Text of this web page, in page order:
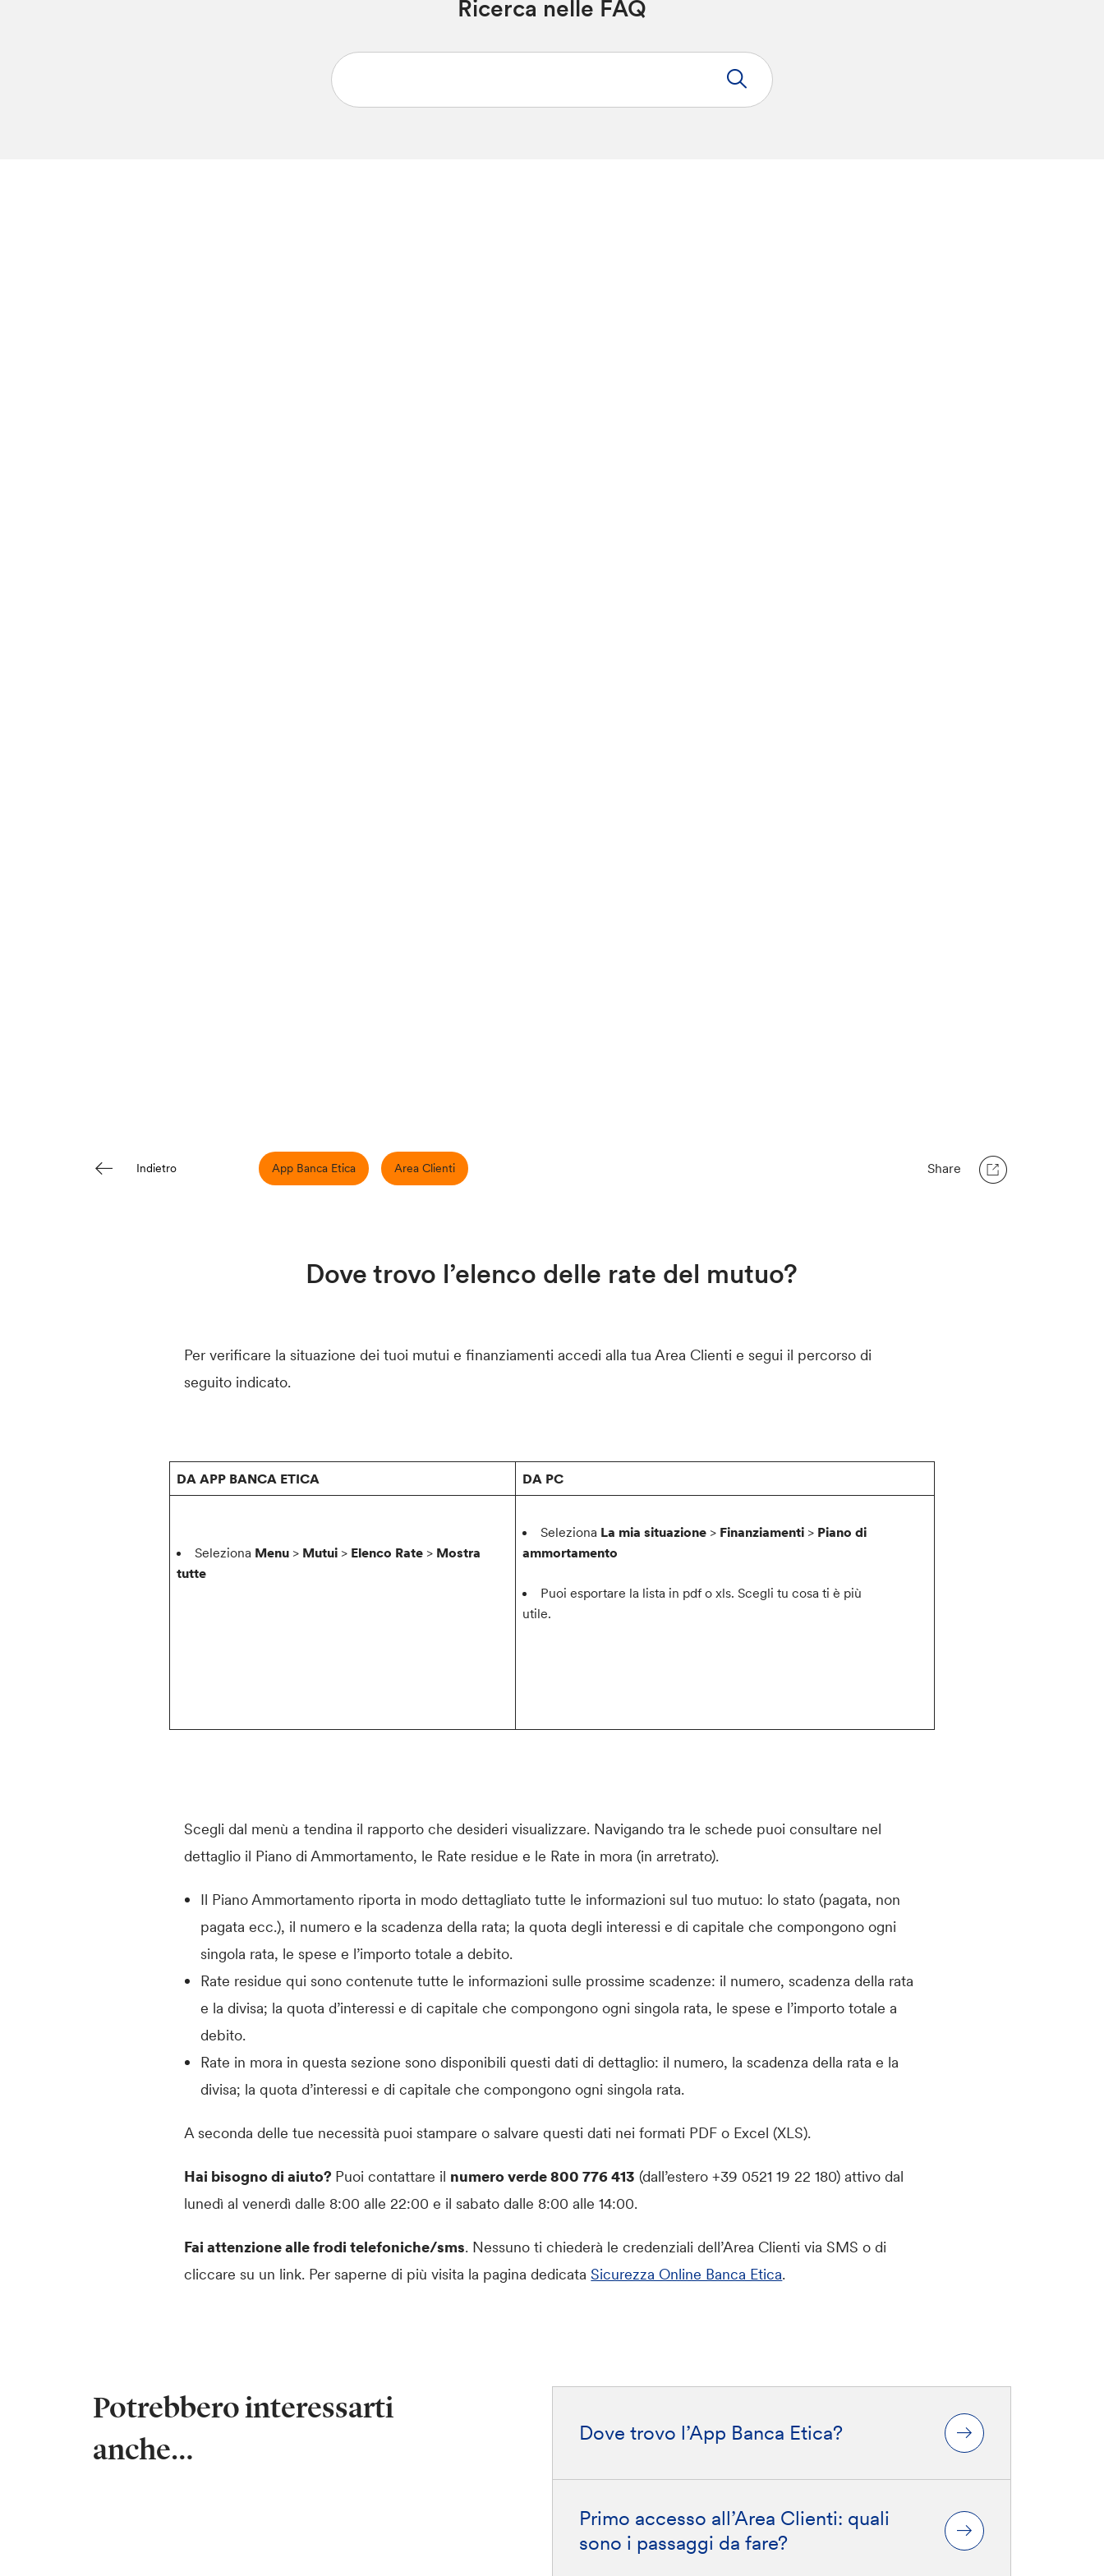
Ricerca nelle FAQ
Indietro App Banca Etica Area Clienti Share
Dove trovo l’elenco delle rate del mutuo?
Per verificare la situazione dei tuoi mutui e finanziamenti accedi alla tua Area Clienti e segui il percorso di
seguito indicato.
DA APP BANCA ETICA DA PC
Seleziona Menu > Mutui > Elenco Rate >Mostra
tutte
Seleziona La mia situazione > Finanziamenti> Piano di
ammortamento
Puoi esportare la lista in pdf o xls. Scegli tu cosa ti è più
utile.
Scegli dal menù a tendina il rapporto che desideri visualizzare. Navigando tra le schede puoi consultare nel
dettaglio il Piano di Ammortamento, le Rate residue e le Rate in mora (in arretrato).
Il Piano Ammortamento riporta in modo dettagliato tutte le informazioni sul tuo mutuo: lo stato (pagata, non
pagata ecc.), il numero e la scadenza della rata; la quota degli interessi e di capitale che compongono ogni
singola rata, le spese e l’importo totale a debito.
Rate residue qui sono contenute tutte le informazioni sulle prossime scadenze: il numero, scadenza della rata
e la divisa; la quota d’interessi e di capitale che compongono ogni singola rata, le spese e l’importo totale a
debito.
Rate in mora in questa sezione sono disponibili questi dati di dettaglio: il numero, la scadenza della rata e la
divisa; la quota d’interessi e di capitale che compongono ogni singola rata.
A seconda delle tue necessità puoi stampare o salvare questi dati nei formati PDF o Excel (XLS).
Hai bisogno di aiuto? Puoi contattare il numero verde 800 776 413 (dall’estero +39 0521 19 22 180) attivo dal
lunedì al venerdì dalle 8:00 alle 22:00 e il sabato dalle 8:00 alle 14:00.
Fai attenzione alle frodi telefoniche/sms. Nessuno ti chiederà le credenziali dell’Area Clienti via SMS o di
cliccare su un link. Per saperne di più visita la pagina dedicataSicurezza Online Banca Etica.
Potrebbero interessarti
anche…
Dove trovo l’App Banca Etica?
Primo accesso all’Area Clienti: quali
sono i passaggi da fare?